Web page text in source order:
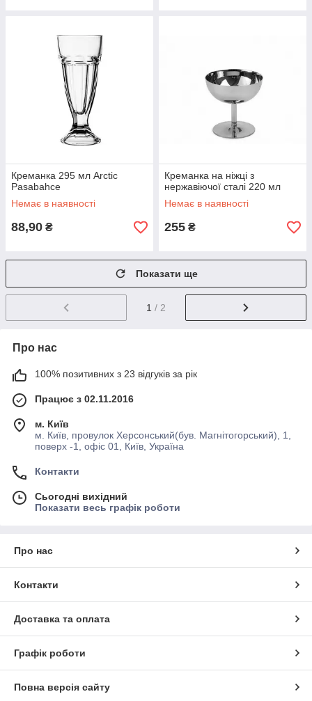
Креманка 295 мл Arctic
Pasabahce
Немає в наявності
88,90 ₴
Креманка на ніжці з
нержавіючої сталі 220 мл
Немає в наявності
255 ₴
Показати ще
1 / 2
Про нас
100% позитивних з 23 відгуків за рік
Працює з 02.11.2016
м. Київ
м. Київ, провулок Херсонський(був. Магнітогорський), 1,
поверх -1, офіс 01, Київ, Україна
Контакти
Сьогодні вихідний
Показати весь графік роботи
Про нас
Контакти
Доставка та оплата
Графік роботи
Повна версія сайту